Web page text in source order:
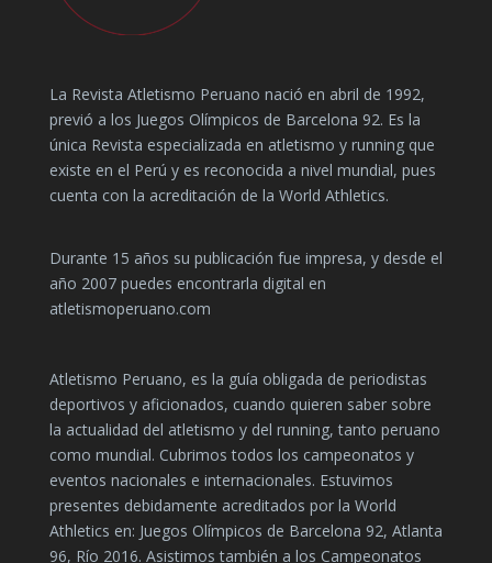
La Revista Atletismo Peruano nació en abril de 1992,
previó a los Juegos Olímpicos de Barcelona 92. Es la
única Revista especializada en atletismo y running que
existe en el Perú y es reconocida a nivel mundial, pues
cuenta con la acreditación de la World Athletics.
Durante 15 años su publicación fue impresa, y desde el
año 2007 puedes encontrarla digital en
atletismoperuano.com
Atletismo Peruano, es la guía obligada de periodistas
deportivos y aficionados, cuando quieren saber sobre
la actualidad del atletismo y del running, tanto peruano
como mundial. Cubrimos todos los campeonatos y
eventos nacionales e internacionales. Estuvimos
presentes debidamente acreditados por la World
Athletics en: Juegos Olímpicos de Barcelona 92, Atlanta
96, Río 2016. Asistimos también a los Campeonatos